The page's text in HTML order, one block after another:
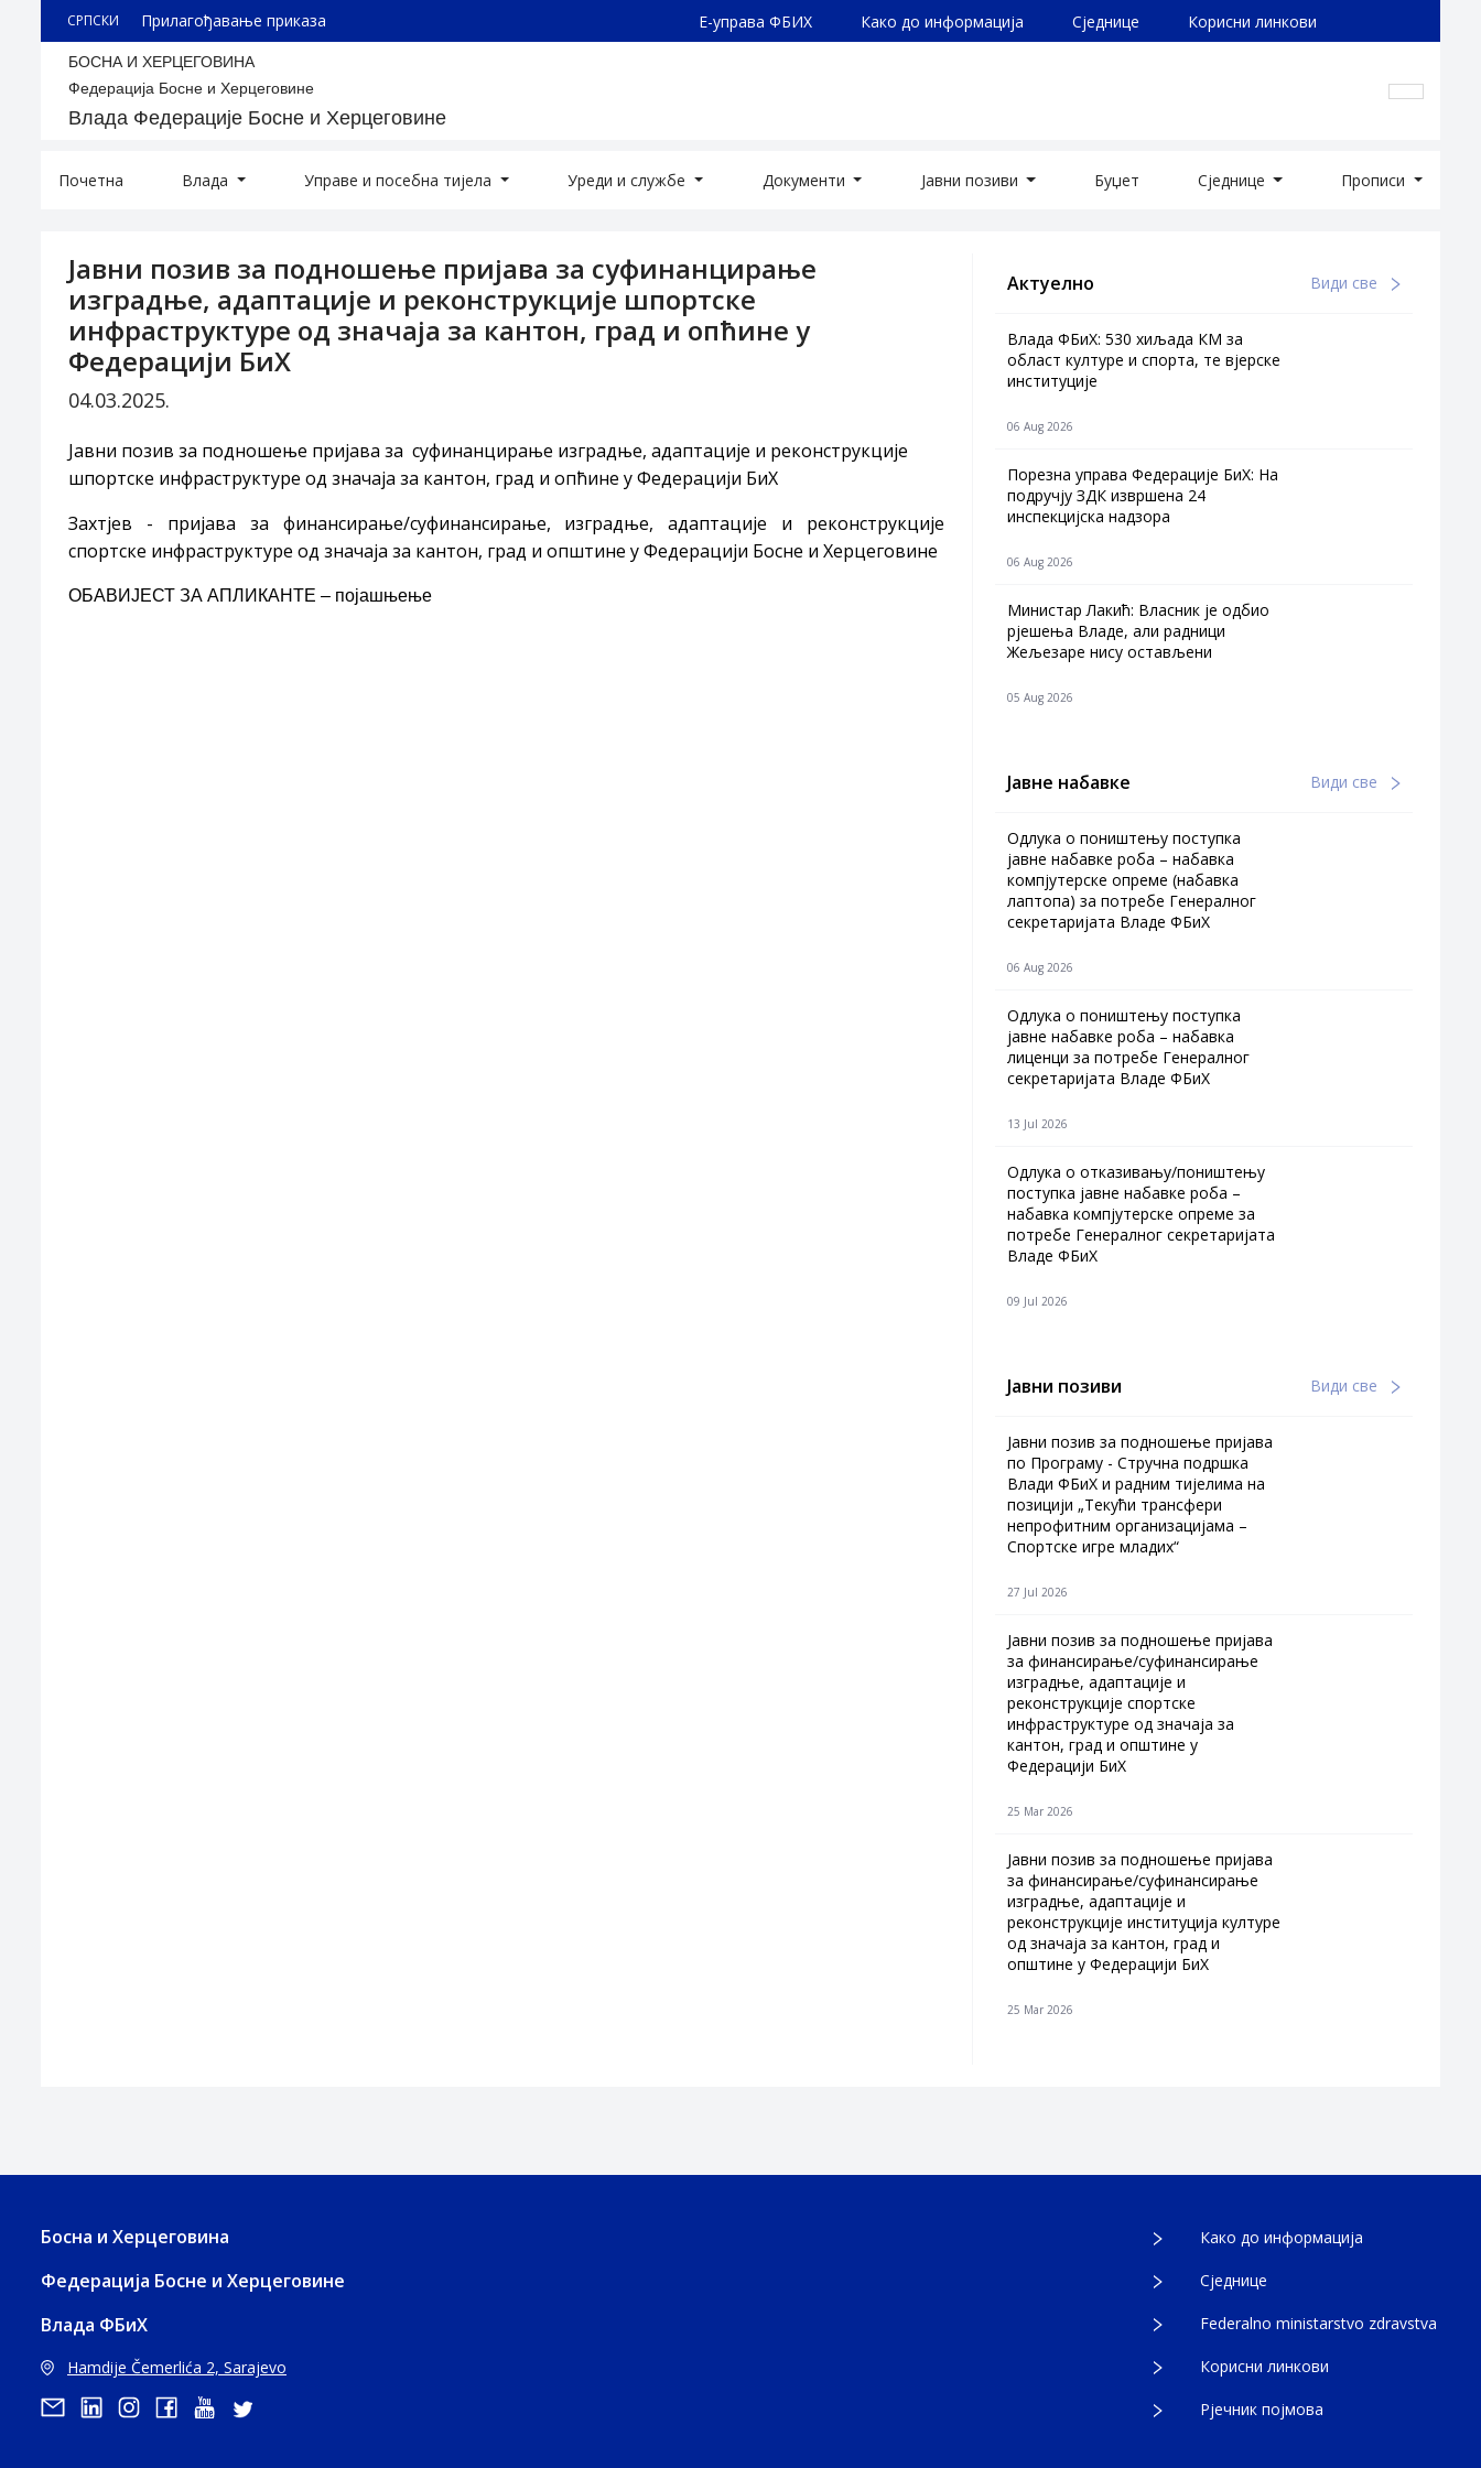
СРПСКИ Прилагођавање приказа Е-управа ФБИХ Како до информација Сједнице Корисни линкови
БОСНА И ХЕРЦЕГОВИНА
Федерација Босне и Херцеговине
Влада Федерације Босне и Херцеговине
Почетна Влада Управе и посебна тијела Уреди и службе Документи Јавни позиви Буџет Сједнице Прописи
Јавни позив за подношење пријава за суфинанцирање
изградње, адаптације и реконструкције шпортске
инфраструктуре од значаја за кантон, град и опћине у
Федерацији БиХ
04.03.2025.
Јавни позив за подношење пријава за суфинанцирање изградње, адаптације и реконструкције
шпортске инфраструктуре од значаја за кантон, град и опћине у Федерацији БиХ
Захтјев - пријава за финансирање/суфинансирање, изградње, адаптације и реконструкције
спортске инфраструктуре од значаја за кантон, град и општине у Федерацији Босне и Херцеговине
ОБАВИЈЕСТ ЗА АПЛИКАНТЕ – појашњење
Актуелно Види све
Влада ФБиХ: 530 хиљада КМ за
област културе и спорта, те вјерске
институције
06 Aug 2026
Порезна управа Федерације БиХ: На
подручју ЗДК извршена 24
инспекцијска надзора
06 Aug 2026
Министар Лакић: Власник је одбио
рјешења Владе, али радници
Жељезаре нису остављени
05 Aug 2026
Јавне набавке Види све
Одлука о поништењу поступка
јавне набавке роба – набавка
компјутерске опреме (набавка
лаптопа) за потребе Генералног
секретаријата Владе ФБиХ
06 Aug 2026
Одлука о поништењу поступка
јавне набавке роба – набавка
лиценци за потребе Генералног
секретаријата Владе ФБиХ
13 Jul 2026
Одлука о отказивању/поништењу
поступка јавне набавке роба –
набавка компјутерске опреме за
потребе Генералног секретаријата
Владе ФБиХ
09 Jul 2026
Јавни позиви Види све
Јавни позив за подношење пријава
по Програму - Стручна подршка
Влади ФБиХ и радним тијелима на
позицији „Текући трансфери
непрофитним организацијама –
Спортске игре младих“
27 Jul 2026
Jавни позив за подношење пријава
за финансирање/суфинансирање
изградње, адаптације и
реконструкције спортске
инфраструктуре од значаја за
кантон, град и општине у
Федерацији БиХ
25 Mar 2026
Јавни позив за подношење пријава
за финансирање/суфинансирање
изградње, адаптације и
реконструкције институција културе
од значаја за кантон, град и
општине у Федерацији БиХ
25 Mar 2026
Босна и Херцеговина
Федерација Босне и Херцеговине
Влада ФБиХ
Hamdije Čemerlića 2, Sarajevo
Како до информација
Сједнице
Federalno ministarstvo zdravstva
Корисни линкови
Рјечник појмова